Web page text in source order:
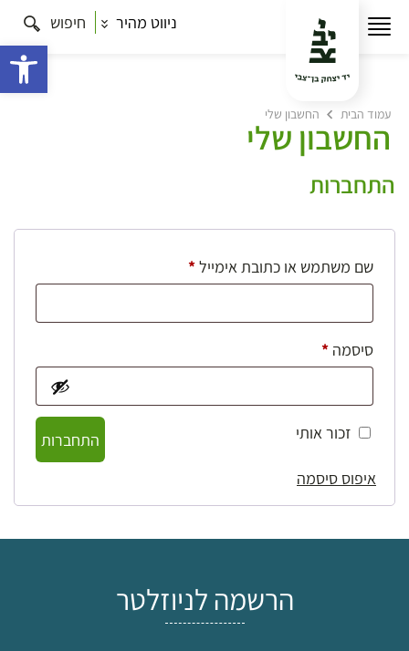
ניווט מהיר חיפוש
עמוד הבית החשבון שלי
החשבון שלי
התחברות
שם משתמש או כתובת אימייל*חובה
סיסמה *חובה
זכור אותי
התחברות
איפוס סיסמה
הרשמה לניוזלטר